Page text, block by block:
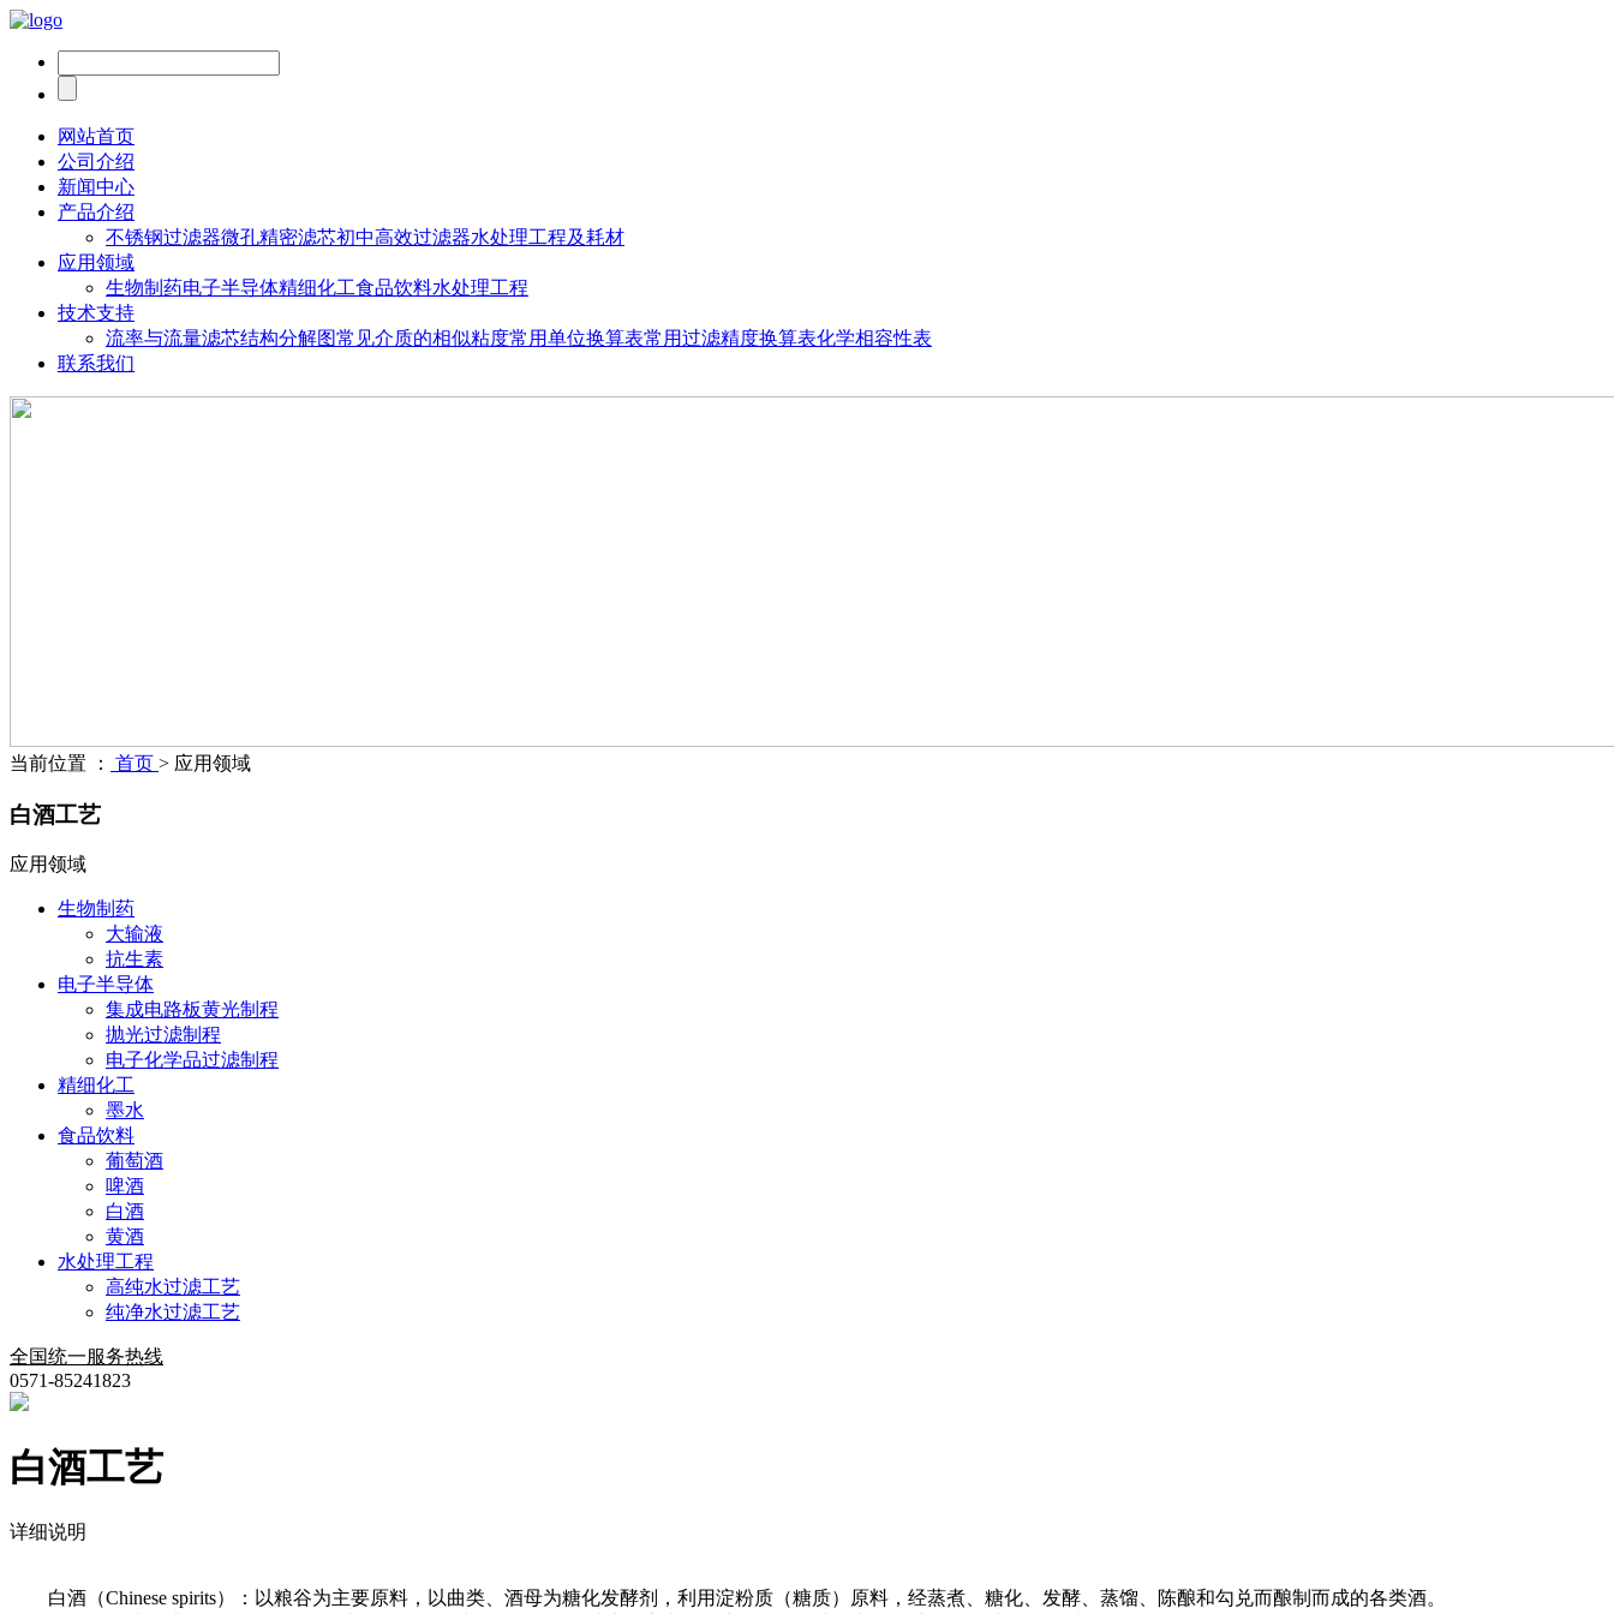
网站首页
公司介绍
新闻中心
产品介绍
不锈钢过滤器微孔精密滤芯初中高效过滤器水处理工程及耗材
应用领域
生物制药电子半导体精细化工食品饮料水处理工程
技术支持
流率与流量滤芯结构分解图常见介质的相似粘度常用单位换算表常用过滤精度换算表化学相容性表
联系我们
当前位置 ： 首页 > 应用领域
白酒工艺
应用领域
生物制药
大输液
抗生素
电子半导体
集成电路板黄光制程
抛光过滤制程
电子化学品过滤制程
精细化工
墨水
食品饮料
葡萄酒
啤酒
白酒
黄酒
水处理工程
高纯水过滤工艺
纯净水过滤工艺
全国统一服务热线
0571-85241823
白酒工艺
详细说明
白酒（Chinese spirits）：以粮谷为主要原料，以曲类、酒母为糖化发酵剂，利用淀粉质（糖质）原料，经蒸煮、糖化、发酵、蒸馏、陈酿和勾兑而酿制而成的各类酒。